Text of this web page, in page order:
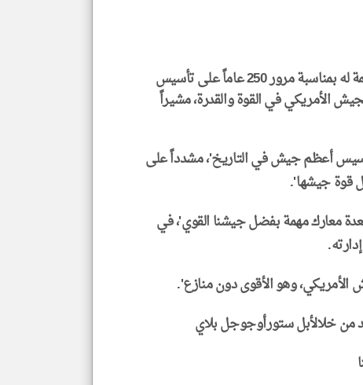
مرور 250 عاماً على تأسيس
الأمريكي في القوة والقدرة، مشيراً
بمرور 250 عاماً على تأسيس أعظم جيش في التاريخ'، مشدداً على
قوة جيشها'.
معارك مهمة بفضل جيشنا القوي'، في
وهو الأقوى دون منازع'.
خلالأبل ستورأوجوجل بلاي
klyoum.com